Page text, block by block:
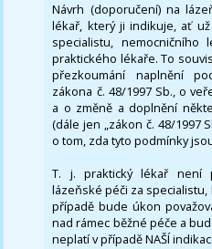
Návrh (doporučení) na
lékař, který ji indikuje, ať
specialistu, nemocničního
praktického lékaře. To
přezkoumání naplnění
zákona č. 48/1997 Sb., o
a o změně a doplnění
(dále jen „zákon č. 48/1997
o tom, zda tyto podmínky
T. j. praktický lékař není
lázeňské péči za
případě bude úkon
nad rámec běžné péče a
neplatí v případě NAŠÍ